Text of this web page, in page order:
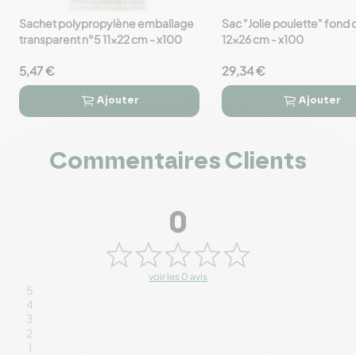
favorite_border
Sachet polypropylène emballage
transparent n°5 11x22 cm - x100
5,47 €
 
Ajouter
favorite_border
Sac "Jolie poulette" fond
12x26 cm - x100
29,34 €
 
Ajouter
Commentaires Clients
0
voir les 0 avis
5
4
3
2
1